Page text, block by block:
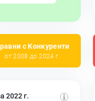
с Конкуренти
от 2008 до 2024 г.
2022 г.